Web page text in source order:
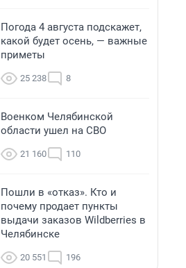
Погода 4 августа подскажет,
какой будет осень, — важные
приметы
25 238 8
Военком Челябинской
области ушел на СВО
21 160 110
Пошли в «отказ». Кто и
почему продает пункты
выдачи заказов Wildberries в
Челябинске
20 551 196